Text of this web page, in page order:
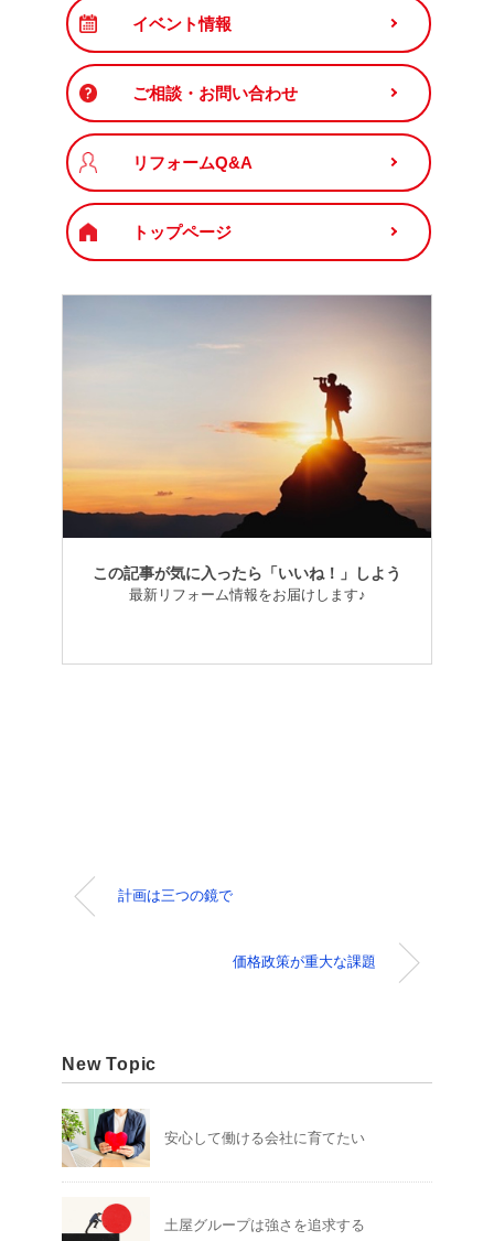
イベント情報
ご相談・お問い合わせ
リフォームQ&A
トップページ
この記事が気に入ったら「いいね！」しよう
最新リフォーム情報をお届けします♪
計画は三つの鏡で
価格政策が重大な課題
New Topic
安心して働ける会社に育てたい
土屋グループは強さを追求する